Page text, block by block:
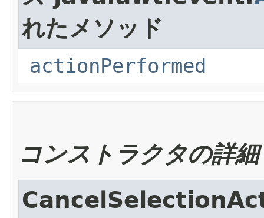
れたメソッド
actionPerformed
コンストラクタの詳細